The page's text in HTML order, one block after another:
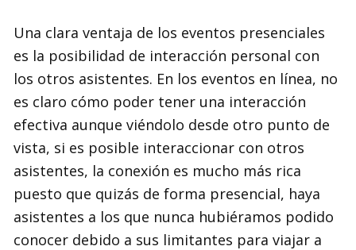
Una clara ventaja de los eventos presenciales
es la posibilidad de interacción personal con
los otros asistentes. En los eventos en línea, no
es claro cómo poder tener una interacción
efectiva aunque viéndolo desde otro punto de
vista, si es posible interaccionar con otros
asistentes, la conexión es mucho más rica
puesto que quizás de forma presencial, haya
asistentes a los que nunca hubiéramos podido
conocer debido a sus limitantes para viajar a